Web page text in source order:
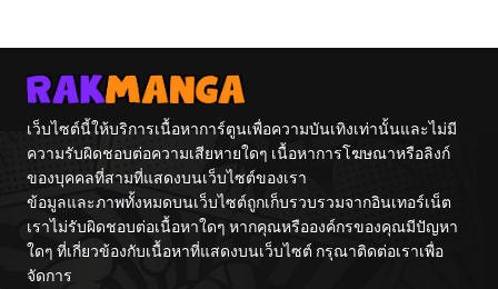
Sareru Mae ni
Tsuihou
Shimashita.:
Skill o Ubau
“Steal” tte
Akuyakusugiru
kedo
Tsuyosugiru
Ningen no
Monster wa,
Fukushuu no
Prison Break
wo
Kuwadateru-
เว็บไซต์นี้ให้บริการเนื้อหาการ์ตูนเพื่อความบันเทิงเท่านั้นและไม่มี
ความรับผิดชอบต่อความเสียหายใดๆ เนื้อหาการโฆษณาหรือลิงก์
ของบุคคลที่สามที่แสดงบนเว็บไซต์ของเรา
ข้อมูลและภาพทั้งหมดบนเว็บไซต์ถูกเก็บรวบรวมจากอินเทอร์เน็ต
เราไม่รับผิดชอบต่อเนื้อหาใดๆ หากคุณหรือองค์กรของคุณมีปัญหา
ใดๆ ที่เกี่ยวข้องกับเนื้อหาที่แสดงบนเว็บไซต์ กรุณาติดต่อเราเพื่อ
จัดการ